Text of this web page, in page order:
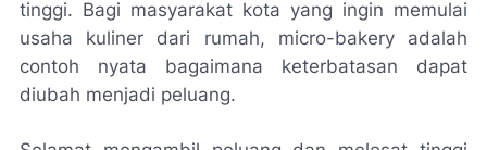
tinggi. Bagi masyarakat kota yang ingin memulai
usaha kuliner dari rumah, micro-bakery adalah
contoh nyata bagaimana keterbatasan dapat
diubah menjadi peluang.